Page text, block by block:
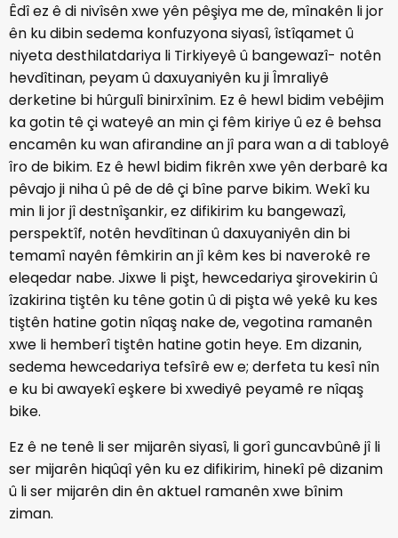
Êdî ez ê di nivîsên xwe yên pêşiya me de, mînakên li jor
ên ku dibin sedema konfuzyona siyasî, îstîqamet û
niyeta desthilatdariya li Tirkiyeyê û bangewazî- notên
hevdîtinan, peyam û daxuyaniyên ku ji Îmraliyê
derketine bi hûrgulî binirxînim. Ez ê hewl bidim vebêjim
ka gotin tê çi wateyê an min çi fêm kiriye û ez ê behsa
encamên ku wan afirandine an jî para wan a di tabloyê
îro de bikim. Ez ê hewl bidim fikrên xwe yên derbarê ka
pêvajo ji niha û pê de dê çi bîne parve bikim. Wekî ku
min li jor jî destnîşankir, ez difikirim ku bangewazî,
perspektîf, notên hevdîtinan û daxuyaniyên din bi
temamî nayên fêmkirin an jî kêm kes bi naverokê re
eleqedar nabe. Jixwe li pişt, hewcedariya şirovekirin û
îzakirina tiştên ku têne gotin û di pişta wê yekê ku kes
tiştên hatine gotin nîqaş nake de, vegotina ramanên
xwe li hemberî tiştên hatine gotin heye. Em dizanin,
sedema hewcedariya tefsîrê ew e; derfeta tu kesî nîn
e ku bi awayekî eşkere bi xwediyê peyamê re nîqaş
bike.
Ez ê ne tenê li ser mijarên siyasî, li gorî guncavbûnê jî li
ser mijarên hiqûqî yên ku ez difikirim, hinekî pê dizanim
û li ser mijarên din ên aktuel ramanên xwe bînim
ziman.